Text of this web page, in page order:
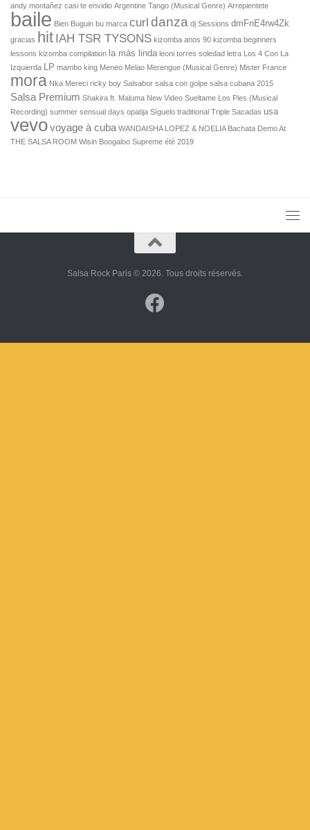
andy montañez casi te envidio Argentine Tango (Musical Genre) Arrepientete
baile Bien Buguin bu marca curl danza dj Sessions dmFnE4rw4Zk
gracias hit IAH TSR TYSONS kizomba anos 90 kizomba beginners
lessons kizomba compilation la màs linda leoni torres soledad letra Los 4 Con La
Izquierda LP mambo king Meneo Melao Merengue (Musical Genre) Mister France
mora Nka Mereci ricky boy Salsabor salsa con golpe salsa cubana 2015
Salsa Premium Shakira ft. Maluma New Video Sueltame Los Pies (Musical
Recording) summer sensual days opatija Síguelo traditional Triple Sacadas usa
vevovoyage à cuba WANDAISHA LOPEZ & NOELIA Bachata Demo At
THE SALSA ROOM Wisin Boogaloo Supreme été 2019
Salsa Rock Paris © 2026. Tous droits réservés.